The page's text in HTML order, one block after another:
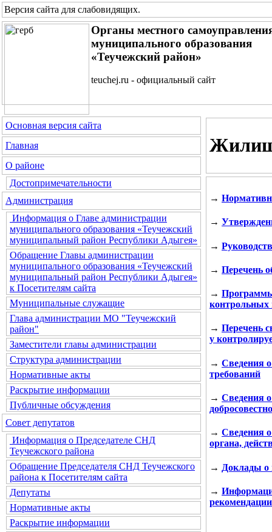
Версия сайта для слабовидящих.
Органы местного
муниципального образования
«Теучежский район»
teuchej.ru - официальный сайт
Основная версия сайта
Главная
О районе
Достопримечательности
Администрация
Информация о Главе администрации
муниципального образования «Теучежский
муниципальный район Республики Адыгея»
Обращение Главы администрации
муниципального образования «Теучежский
муниципальный район Республики Адыгея»
к Посетителям сайта
Муниципальные служащие
Глава администрации МО "Теучежский
район"
Заместители главы администрации
Структура администрации
Нормативные акты
Раскрытие информации
Публичные обсуждения
Совет депутатов
Информация о Председателе СНД
Теучежского района
Обращение Председателя СНД Теучежского
района к Посетителям сайта
Депутаты
Нормативные акты
Раскрытие информации
→
→
→
→ Перечень
→
контрольных
→ Перечень
у
→ Сведения
требований
→ Сведения
→ Сведения
органа,
→ Доклады о
→
рекомендации